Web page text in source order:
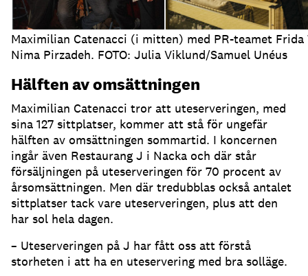
Maximilian Catenacci (i mitten) med PR-teamet Frida
Nima Pirzadeh. FOTO: Julia Viklund/Samuel Unéus
Hälften av omsättningen
Maximilian Catenacci tror att uteserveringen, med
sina 127 sittplatser, kommer att stå för ungefär
hälften av omsättningen sommartid. I koncernen
ingår även Restaurang J i Nacka och där står
försäljningen på uteserveringen för 70 procent av
årsomsättningen. Men där tredubblas också antalet
sittplatser tack vare uteserveringen, plus att den
har sol hela dagen.
– Uteserveringen på J har fått oss att förstå
storheten i att ha en uteservering med bra solläge.